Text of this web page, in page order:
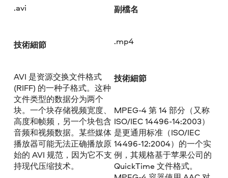
.avi
技術細節
AVI 是资源交换文件格式
(RIFF) 的一种子格式。这种
文件类型的数据分为两个
块。一个块存储视频宽度、
高度和帧频，另一个块包含
音频和视频数据。某些媒体
播放器可能无法正确播放原
始的 AVI 规范，因为它不支
持现代压缩技术。
副檔名
.mp4
技術細節
MPEG-4 第 14 部分（又称
ISO/IEC 14496-14:2003）
是更通用标准（ISO/IEC
14496-12:2004）的一个实
例，其规格基于苹果公司的
QuickTime 文件格式。